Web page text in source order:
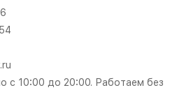
с 10:00 до 20:00. Работаем без